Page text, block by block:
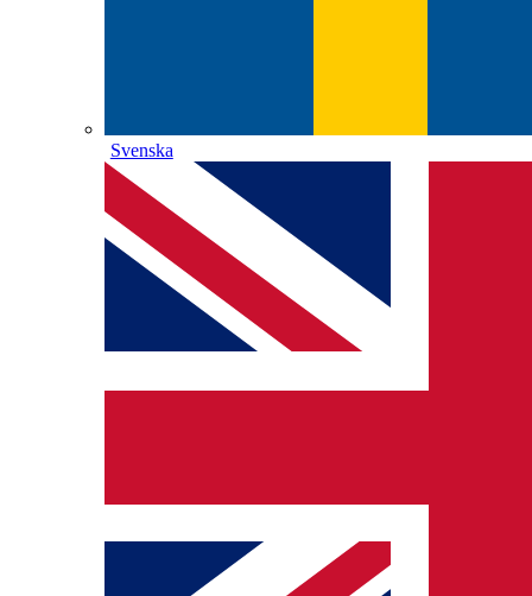
Svenska